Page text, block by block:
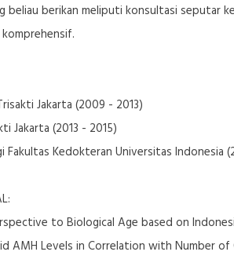
beliau berikan meliputi konsultasi seputar
Jakarta (2009 - 2013)
Jakarta (2013 - 2015)
Kedokteran Universitas Indonesia
to Biological Age based on
AMH Levels in Correlation with Number